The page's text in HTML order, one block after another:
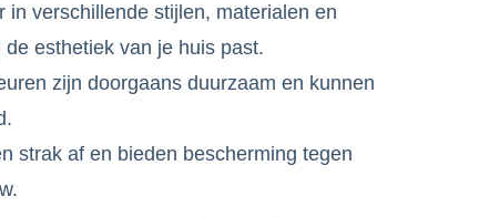
verschillende stijlen, materialen en
esthetiek van je huis past.
zijn doorgaans duurzaam en kunnen
strak af en bieden bescherming tegen